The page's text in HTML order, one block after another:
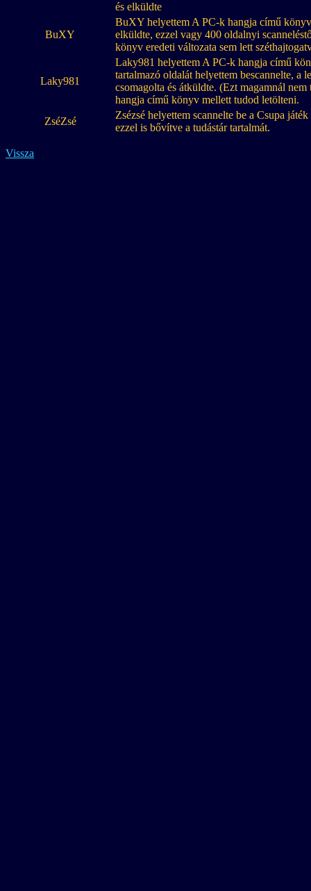
és elküldte
BuXY
BuXY helyettem A PC-k hangja című
elküldte, ezzel vagy 400 oldalnyi
könyv eredeti változata sem lett
Laky981
Laky981 helyettem A PC-k hangja című
tartalmazó oldalát helyettem bescannelte, a
csomagolta és átküldte. (Ezt magamnál
hangja című könyv mellett tudod letölteni.
ZséZsé
Zsézsé helyettem scannelte be a Csupa
ezzel is bővítve a tudástár tartalmát.
Vissza